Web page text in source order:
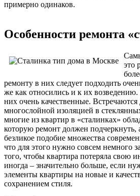
примерно одинаков.
Особенности ремонта
это
ремонту в них следует подходить
же как относились и к их
них очень качественные.
многослойной изоляцией в
многие из квартир в «сталинках»
которую ремонт должен подчеркнуть,
безликое подобие множества
что для этого нужно совсем немного
того, чтобы квартира потеряла свою
иногда – значительно больше, если
элементы квартиры на новые и
сохранением стиля.